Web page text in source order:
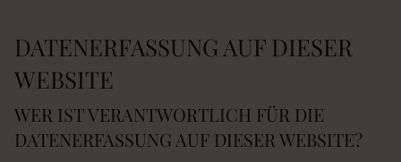
DATENERFASSUNG AUF DIESER
WEBSITE
WER IST VERANTWORTLICH FÜR DIE
DATENERFASSUNG AUF DIESER WEBSITE?